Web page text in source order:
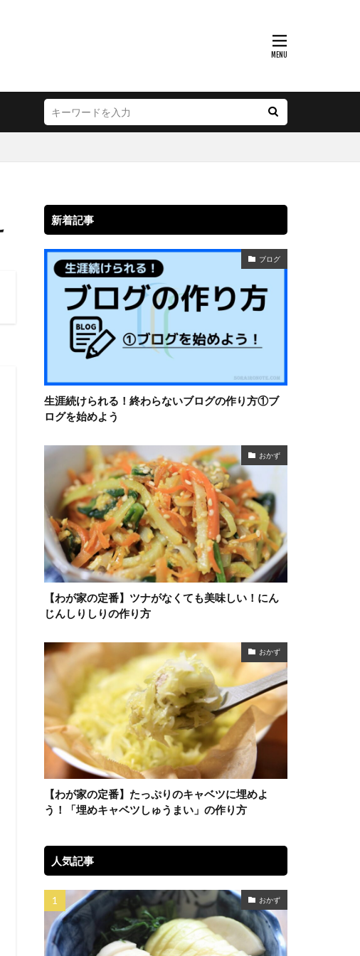
新着記事
ブログ
生涯続けられる！終わらないブログの作り方①ブ
ログを始めよう
おかず
【わが家の定番】ツナがなくても美味しい！にん
じんしりしりの作り方
おかず
【わが家の定番】たっぷりのキャベツに埋めよ
う！「埋めキャベツしゅうまい」の作り方
人気記事
おかず